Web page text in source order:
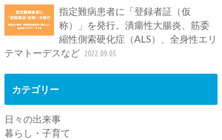
指定難病患者に「登録者証（仮
称）」を発行。潰瘍性大腸炎、筋委
縮性側索硬化症（ALS）、全身性エリ
テマトーデスなど 2022.09.05
カテゴリー
日々の出来事
暮らし・子育て